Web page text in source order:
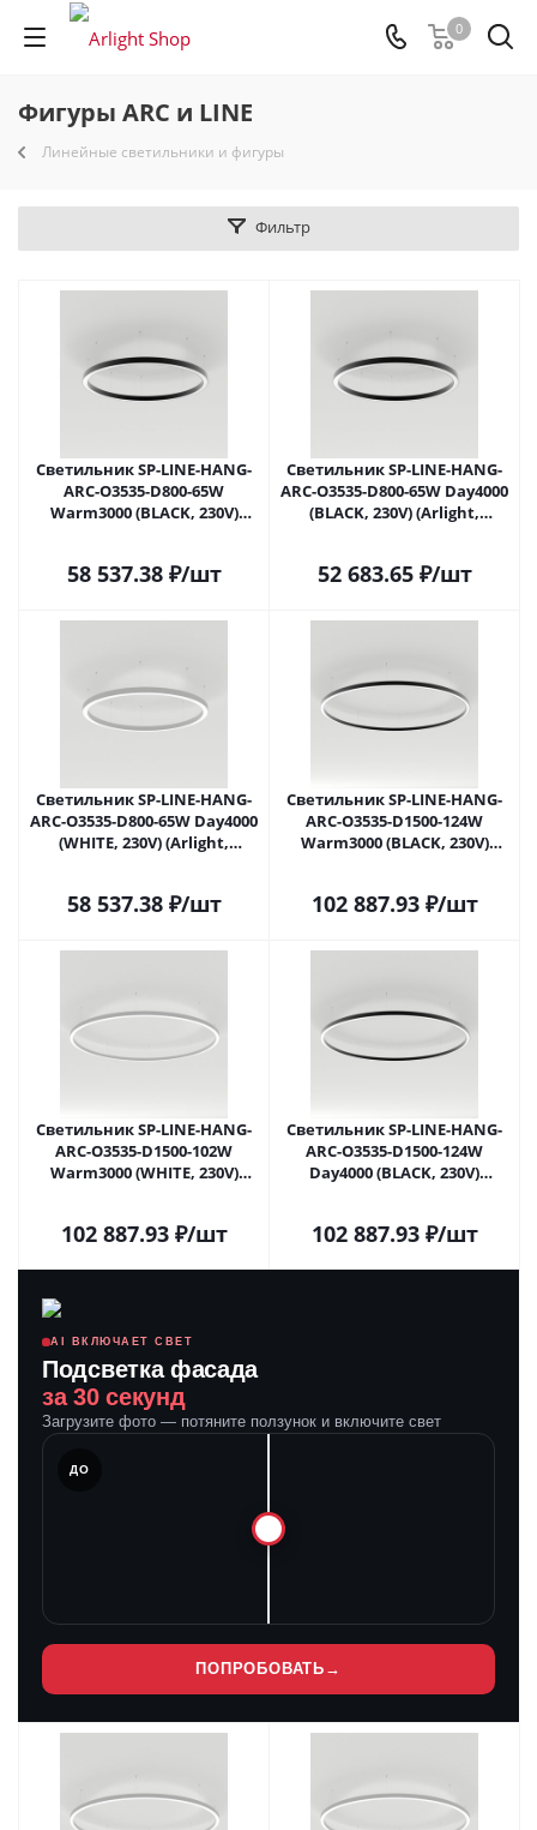
0
Фигуры ARC и LINE
Линейные светильники и фигуры
Фильтр
Светильник SP-LINE-HANG-
ARC-O3535-D800-65W
Warm3000 (BLACK, 230V)
58 537.38₽/шт
Светильник SP-LINE-HANG-
ARC-O3535-D800-65W Day4000
(BLACK, 230V) (Arlight,
52 683.65₽/шт
Светильник SP-LINE-HANG-
ARC-O3535-D800-65W Day4000
(WHITE, 230V) (Arlight,
58 537.38₽/шт
Светильник SP-LINE-HANG-
ARC-O3535-D1500-124W
Warm3000 (BLACK, 230V)
102 887.93₽/шт
Светильник SP-LINE-HANG-
ARC-O3535-D1500-102W
Warm3000 (WHITE, 230V)
102 887.93₽/шт
Светильник SP-LINE-HANG-
ARC-O3535-D1500-124W
Day4000 (BLACK, 230V)
102 887.93₽/шт
AI ВКЛЮЧАЕТ СВЕТ
Подсветка фасада
за 30 секунд
Загрузите фото — потяните ползунок и включите свет
ДО
ПОПРОБОВАТЬ →